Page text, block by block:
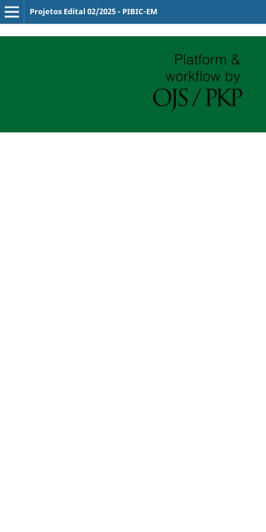
Projetos Edital 02/2025 - PIBIC-EM